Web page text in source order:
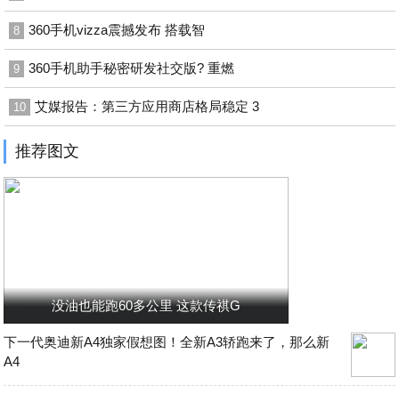
8 360手机vizza震撼发布 搭载智
9 360手机助手秘密研发社交版? 重燃
10 艾媒报告：第三方应用商店格局稳定 3
推荐图文
没油也能跑60多公里 这款传祺G
下一代奥迪新A4独家假想图！全新A3轿跑来了，那么新
A4